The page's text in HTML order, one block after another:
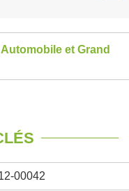
et Grand
00042